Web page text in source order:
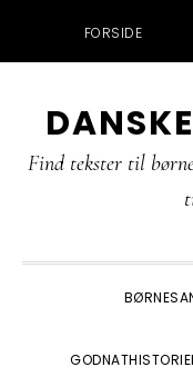
FORSIDE
direkte
til
indhold
direkte
til
direkte
til
Find tekster til